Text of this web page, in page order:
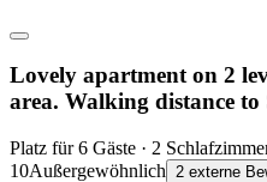
Lovely apartment on 2
area. Walking distance to
Platz für 6 Gäste · 2
10Außergewöhnlich 2 externe